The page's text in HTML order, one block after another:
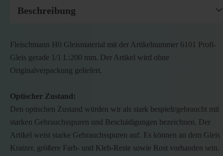
Beschreibung
Fleischmann H0 Gleismaterial mit der Artikelnummer 6101 Profi-
Gleis gerade 1/1 L:200 mm. Der Artikel wird ohne
Originalverpackung geliefert.
Optischer Zustand:
Den optischen Zustand würden wir als stark bespielt/gebraucht mit
starken Gebrauchsspuren und Beschädigungen bezeichnen. Der
Artikel weist starke Gebrauchsspuren auf. Es können an dem Gleis
Kratzer, größere Farb- und Kleb-Reste sowie Rost vorhanden sein.